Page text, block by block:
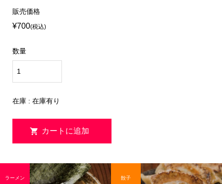
販売価格
¥700(税込)
数量
在庫 : 在庫有り
ラーメン 餃子